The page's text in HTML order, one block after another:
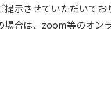
示させていただいてお
場合は、zoom等のオン